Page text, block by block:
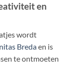
en
wordt
Bredaen is
te ontmoeten